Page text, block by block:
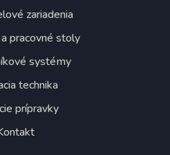
zariadenia
pracovné stoly
systémy
technika
prípravky